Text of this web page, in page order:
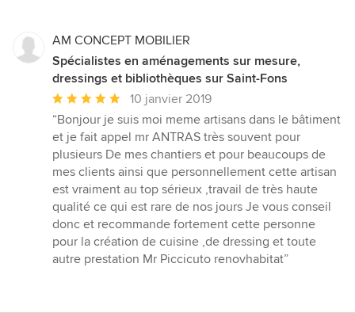
5
AM CONCEPT MOBILIER
Spécialistes en aménagements sur mesure,
dressings et bibliothèques sur Saint-Fons
Note
moyenne
:
5
étoiles
sur
5
10 janvier 2019
“Bonjour je suis moi meme artisans dans le bâtiment
et je fait appel mr ANTRAS très souvent pour
plusieurs De mes chantiers et pour beaucoups de
mes clients ainsi que personnellement cette artisan
est vraiment au top sérieux ,travail de très haute
qualité ce qui est rare de nos jours Je vous conseil
donc et recommande fortement cette personne
pour la création de cuisine ,de dressing et toute
autre prestation Mr Piccicuto renovhabitat”